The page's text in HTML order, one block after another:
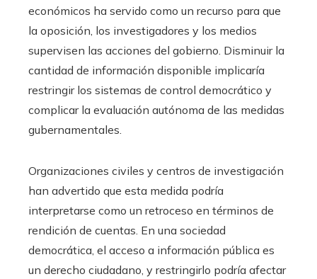
económicos ha servido como un recurso para que
la oposición, los investigadores y los medios
supervisen las acciones del gobierno. Disminuir la
cantidad de información disponible implicaría
restringir los sistemas de control democrático y
complicar la evaluación autónoma de las medidas
gubernamentales.
Organizaciones civiles y centros de investigación
han advertido que esta medida podría
interpretarse como un retroceso en términos de
rendición de cuentas. En una sociedad
democrática, el acceso a información pública es
un derecho ciudadano, y restringirlo podría afectar